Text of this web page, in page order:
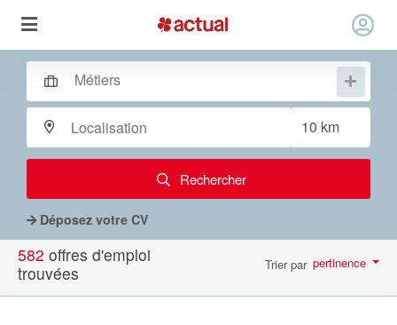
Rechercher
Déposez votre CV
582 offres d'emploi
trouvées
Trier par pertinence